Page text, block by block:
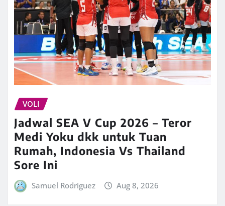
VOLI
Jadwal SEA V Cup 2026 – Teror
Medi Yoku dkk untuk Tuan
Rumah, Indonesia Vs Thailand
Sore Ini
Samuel Rodriguez Aug 8, 2026